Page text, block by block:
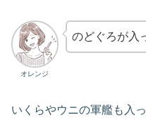
オレンジ
のどぐろが入
いくらやウニの軍艦も入